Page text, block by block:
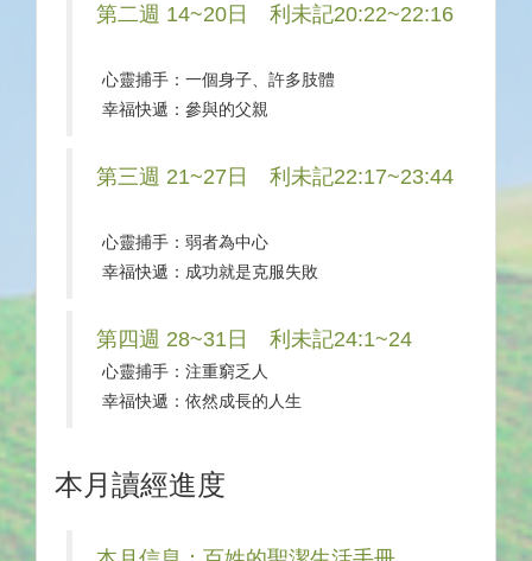
第二週 14~20日 利未記20:22~22:16
心靈捕手：一個身子、許多肢體
幸福快遞：參與的父親
第三週 21~27日 利未記22:17~23:44
心靈捕手：弱者為中心
幸福快遞：成功就是克服失敗
第四週 28~31日 利未記24:1~24
心靈捕手：注重窮乏人
幸福快遞：依然成長的人生
本月讀經進度